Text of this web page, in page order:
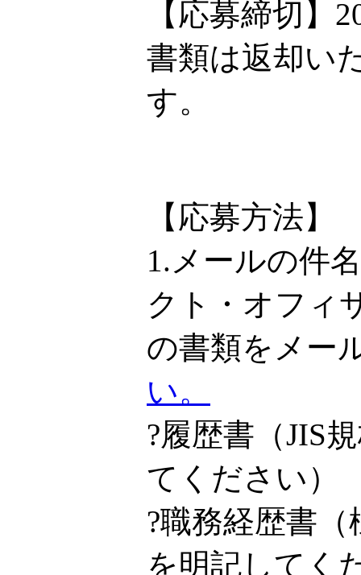
【応募締切】
書類は返却い
す。
【応募方法】
1.メールの件
クト・オフィ
の書類をメー
い。
?履歴書（JIS
てください）
?職務経歴書
を明記してく